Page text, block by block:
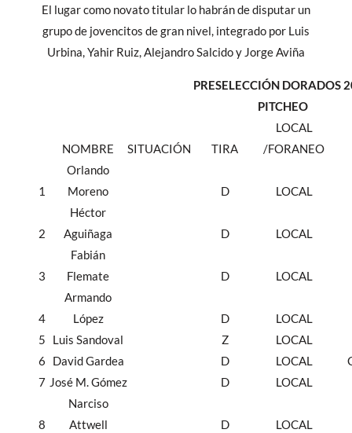
El lugar como novato titular lo habrán de disputar un
grupo de jovencitos de gran nivel, integrado por Luis
Urbina, Yahir Ruiz, Alejandro Salcido y Jorge Aviña
PRESELECCIÓN DORADOS
PITCHEO
NOMBRE SITUACIÓN TIRA
LOCAL
/FORANEO
1
Orlando
Moreno
D LOCAL
2
Héctor
Aguiñaga
D LOCAL
3
Fabián
Flemate
D LOCAL
4
Armando
López
D
LOCAL
5
Luis Sandoval Z
LOCAL
6
David Gardea D LOCAL
7 José M. Gómez D LOCAL
8
Narciso
Attwell
D
LOCAL